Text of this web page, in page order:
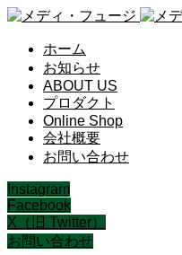
ホーム
お知らせ
ABOUT US
プロダクト
Online Shop
会社概要
お問い合わせ
Instagram
Facebook
X（旧 Twitter）
お問い合わせ